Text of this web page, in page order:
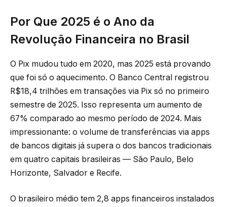
Por Que 2025 é o Ano da
Revolução Financeira no Brasil
O Pix mudou tudo em 2020, mas 2025 está provando
que foi só o aquecimento. O Banco Central registrou
R$18,4 trilhões em transações via Pix só no primeiro
semestre de 2025. Isso representa um aumento de
67% comparado ao mesmo período de 2024. Mais
impressionante: o volume de transferências via apps
de bancos digitais já supera o dos bancos tradicionais
em quatro capitais brasileiras — São Paulo, Belo
Horizonte, Salvador e Recife.
O brasileiro médio tem 2,8 apps financeiros instalados